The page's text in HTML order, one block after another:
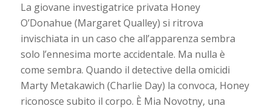
La giovane investigatrice privata Honey
O’Donahue (Margaret Qualley) si ritrova
invischiata in un caso che all’apparenza sembra
solo l’ennesima morte accidentale. Ma nulla è
come sembra. Quando il detective della omicidi
Marty Metakawich (Charlie Day) la convoca, Honey
riconosce subito il corpo. È Mia Novotny, una